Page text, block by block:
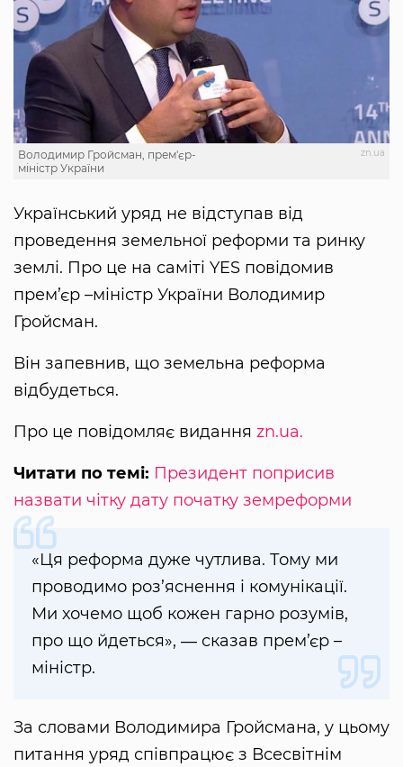
zn.ua
Володимир Гройсман, прем'єр-
міністр України
Український уряд не відступав від
проведення земельної реформи та ринку
землі. Про це на саміті YES повідомив
прем’єр –міністр України Володимир
Гройсман.
Він запевнив, що земельна реформа
відбудеться.
Про це повідомляє видання zn.ua.
Читати по темі: Президент поприсив
назвати чітку дату початку земреформи
«Ця реформа дуже чутлива. Тому ми
проводимо роз’яснення і комунікації.
Ми хочемо щоб кожен гарно розумів,
про що йдеться», ― сказав прем’єр –
міністр.
За словами Володимира Гройсмана, у цьому
питання уряд співпрацює з Всесвітнім